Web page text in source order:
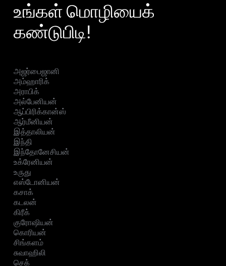
உங்கள் மொழியைக்
கண்டுபிடி!
அஜர்பைஜானி
அம்ஹாரிக்
அராபிக்
அல்பேனியன்
ஆப்பிரிக்கான்ஸ்
ஆர்மீனியன்
இத்தாலியன்
இந்தி
இந்தோனேசியன்
உக்ரேனியன்
உருது
எஸ்டோனியன்
கசாக்
கடலன்
கிரீக்
குரோஷியன்
கொரியன்
சிங்களம்
சுவாஹிலி
செக்